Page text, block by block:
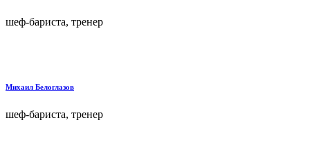
шеф-бариста, тренер
Михаил Белоглазов
шеф-бариста, тренер